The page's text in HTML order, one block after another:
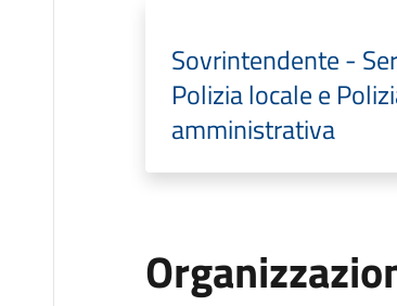
Sovrintendente -
Polizia locale e
amministrativa